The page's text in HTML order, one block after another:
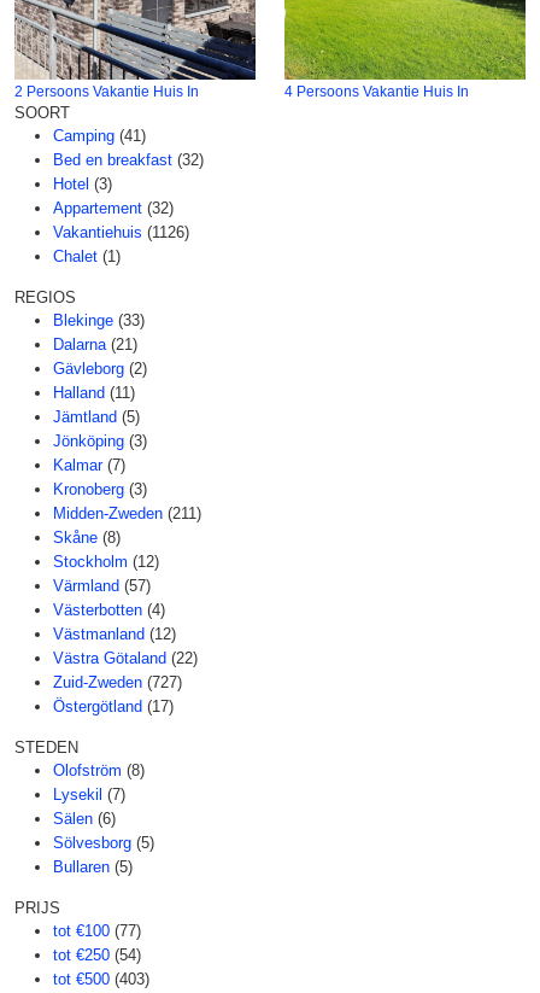
2 Persoons Vakantie Huis In 4 Persoons Vakantie Huis In
SOORT
Camping (41)
Bed en breakfast (32)
Hotel (3)
Appartement (32)
Vakantiehuis (1126)
Chalet (1)
REGIOS
Blekinge (33)
Dalarna (21)
Gävleborg (2)
Halland (11)
Jämtland (5)
Jönköping (3)
Kalmar (7)
Kronoberg (3)
Midden-Zweden (211)
Skåne (8)
Stockholm (12)
Värmland (57)
Västerbotten (4)
Västmanland (12)
Västra Götaland (22)
Zuid-Zweden (727)
Östergötland (17)
STEDEN
Olofström (8)
Lysekil (7)
Sälen (6)
Sölvesborg (5)
Bullaren (5)
PRIJS
tot €100 (77)
tot €250 (54)
tot €500 (403)